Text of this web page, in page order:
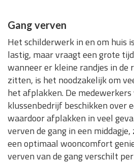
Gang verven
Het schilderwerk in en om huis
lastig, maar vraagt een grote
wanneer er kleine randjes in de
zitten, is het noodzakelijk om
het afplakken. De medewerkers
klussenbedrijf beschikken over
waardoor afplakken in veel
verven de gang in een
een optimaal wooncomfort
verven van de gang verschilt